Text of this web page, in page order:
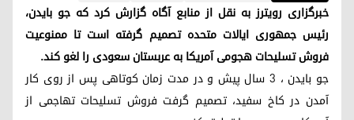
خبرگزاری رویترز به نقل از منابع آگاه گزارش کرد که جو بایدن،
رئیس جمهوری ایالات متحده تصمیم گرفته است تا ممنوعیت
فروش تسلیحات هجومی آمریکا به عربستان سعودی را لغو کند.
جو بایدن ، 3 سال پیش و در مدت زمان کوتاهی پس از روی کار
آمدن در کاخ سفید، تصمیم گرفت فروش تسلیحات تهاجمی از